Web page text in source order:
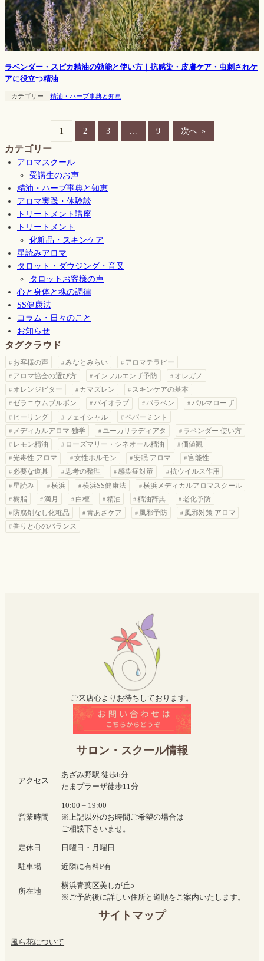
ラベンダー・スピカ精油の効能と使い方｜抗感染・皮膚ケア・虫刺されケ
アに役立つ精油
カテゴリー 精油・ハーブ事典と知恵
1 2 3 9 次へ »
カテゴリー
アロマスクール
受講生のお声
精油・ハーブ事典と知恵
アロマ実践・体験談
トリートメント講座
トリートメント
化粧品・スキンケア
星読みアロマ
タロット・ダウジング・音叉
タロットお客様の声
心と身体と魂の調律
SS健康法
コラム・日々のこと
お知らせ
タグクラウド
お客様の声 みなとみらい
アロマテラピー
アロマ協会の選び方
インフルエンザ予防
オレガノ
オレンジビター
カマズレン
スキンケアの基本
ゼラニウムブルボン
バイオラブ パラベン
パルマローザ
ヒーリング
フェイシャル
ペパーミント
メディカルアロマ 独学
ユーカリラディアタ
ラベンダー 使い方
レモン精油
ローズマリー・シネオール精油
価値観
光毒性 アロマ
女性ホルモン 安眠 アロマ
官能性
必要な道具
思考の整理 感染症対策
抗ウイルス作用
星読み
横浜 横浜SS健康法
横浜メディカルアロマスクール
樹脂
満月 白檀 精油 精油辞典
老化予防
防腐剤なし化粧品
青あざケア 風邪予防
風邪対策 アロマ
香りと心のバランス
ご来店心よりお待ちしております。
サロン・スクール情報
アクセス
あざみ野駅 徒歩6分
たまプラーザ徒歩11分
営業時間
10:00 – 19:00
※上記以外のお時間ご希望の場合は
ご相談下さいませ。
定休日 日曜日・月曜日
駐車場 近隣に有料P有
所在地
横浜青葉区美しが丘5
※ご予約後に詳しい住所と道順をご案内いたします。
サイトマップ
風ら花について